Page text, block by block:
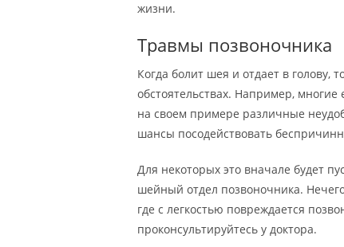
жизни.
Травмы позвоночника
Когда болит шея и отдает в
обстоятельствах. Например,
на своем примере различные
шансы посодействовать
Для некоторых это вначале будет
шейный отдел позвоночника.
где с легкостью повреждается
проконсультируйтесь у доктора.